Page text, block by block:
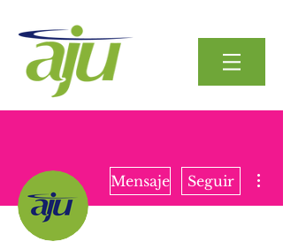
Mensaje Seguir